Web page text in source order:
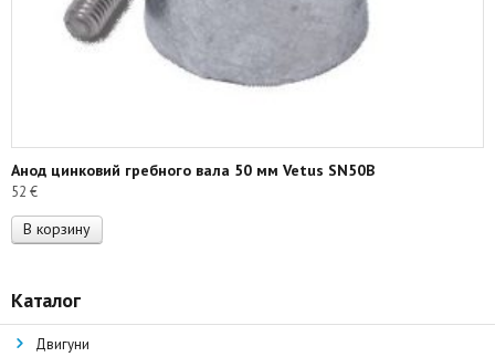
Анод цинковий гребного вала 50 мм Vetus SN50B
52 €
В корзину
Каталог
Двигуни